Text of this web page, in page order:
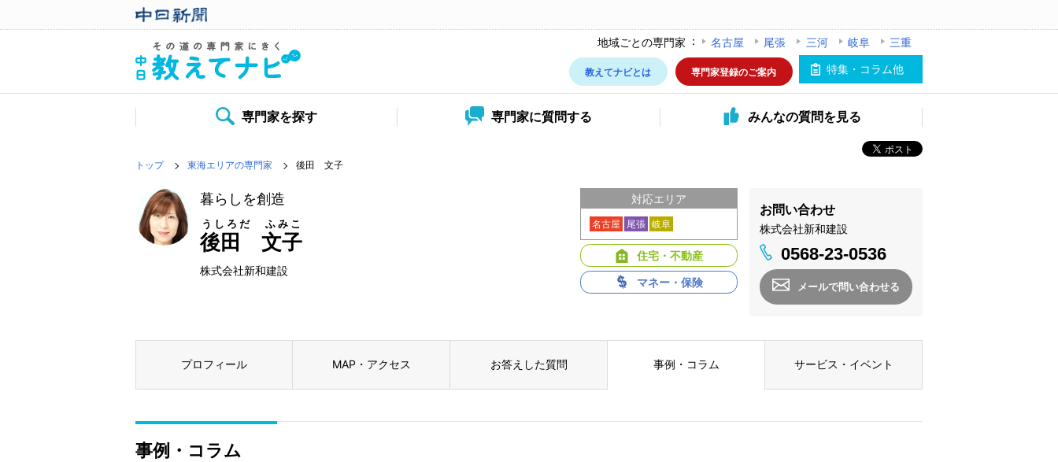
地域ごとの専門家 名古屋 尾張 三河 岐阜
三重
特集・コラム他
教えてナビとは 専門家登録のご案内
専門家を探す 専門家に質問する みんなの質問を見る
トップ 東海エリアの専門家 後田 文子
暮らしを創造
後田 文子
うしろだ ふみこ
株式会社新和建設
お問い合わせ
株式会社新和建設
0568-23-0536
メールで問い合わせる
対応エリア
名古屋 尾張 岐阜
住宅・不動産
マネー・保険
プロフィール MAP・アクセス お答えした質問 事例・コラム サービス・イベント
事例・コラム